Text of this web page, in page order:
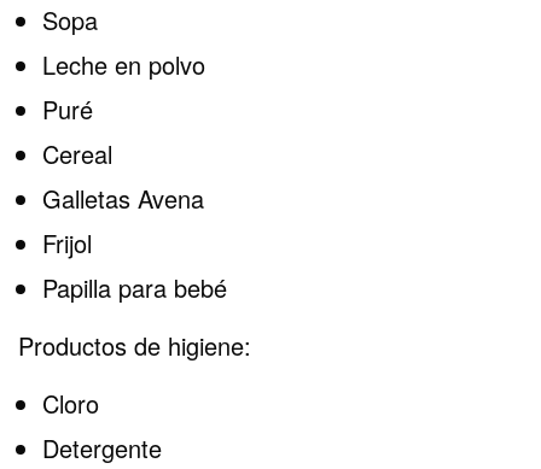
Sopa
Leche en polvo
Puré
Cereal
Galletas Avena
Frijol
Papilla para bebé
Productos de higiene:
Cloro
Detergente